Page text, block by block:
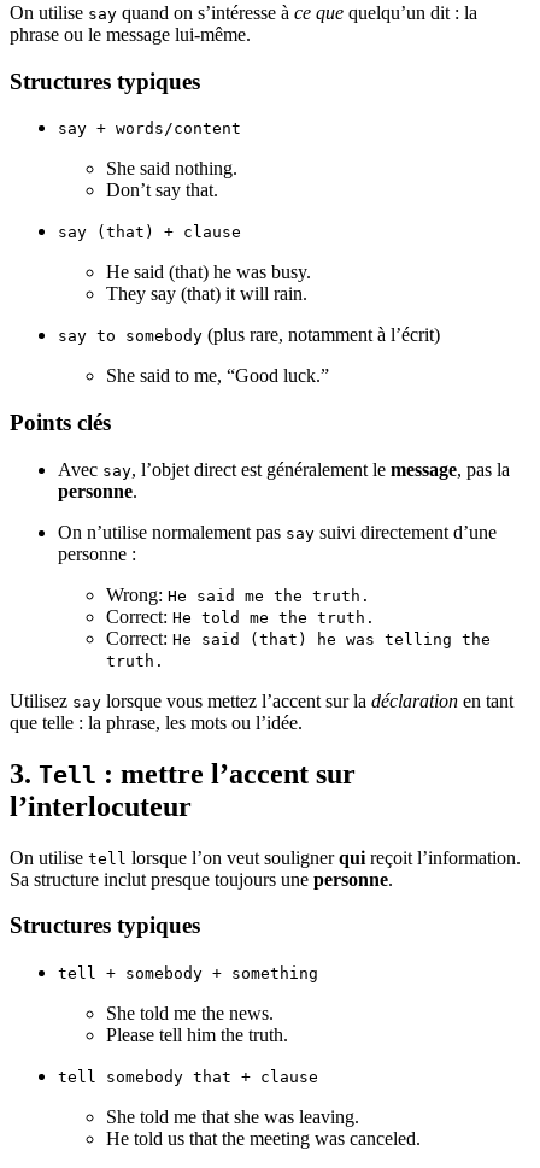
On utilise say quand on s’intéresse à ce que quelqu’un dit : la
phrase ou le message lui‑même.
Structures typiques
say + words/content
She said nothing.
Don’t say that.
say (that) + clause
He said (that) he was busy.
They say (that) it will rain.
say to somebody (plus rare, notamment à l’écrit)
She said to me, “Good luck.”
Points clés
Avec say, l’objet direct est généralement le message, pas la
personne.
On n’utilise normalement pas say suivi directement d’une
personne :
Wrong: He said me the truth.
Correct: He told me the truth.
Correct: He said (that) he was telling the
truth.
Utilisez say lorsque vous mettez l’accent sur la déclaration en tant
que telle : la phrase, les mots ou l’idée.
3. Tell : mettre l’accent sur
l’interlocuteur
On utilise tell lorsque l’on veut soulignerqui reçoit l’information.
Sa structure inclut presque toujours une personne.
Structures typiques
tell + somebody + something
She told me the news.
Please tell him the truth.
tell somebody that + clause
She told me that she was leaving.
He told us that the meeting was canceled.